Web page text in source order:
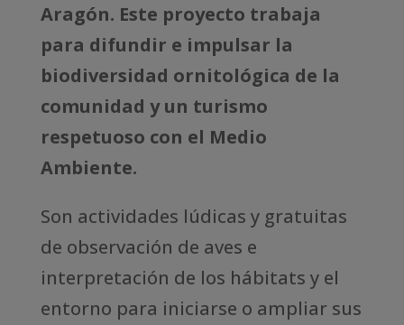
Aragón. Este proyecto trabaja
para difundir e impulsar la
biodiversidad ornitológica de la
comunidad y un turismo
respetuoso con el Medio
Ambiente.
Son actividades lúdicas y gratuitas
de observación de aves e
interpretación de los hábitats y el
entorno para iniciarse o ampliar sus